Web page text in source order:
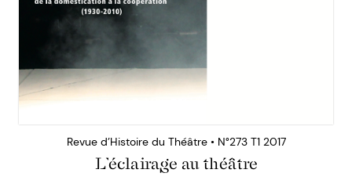
Revue d’Histoire du Théâtre • N°273 T1 2017
L’éclairage au théâtre